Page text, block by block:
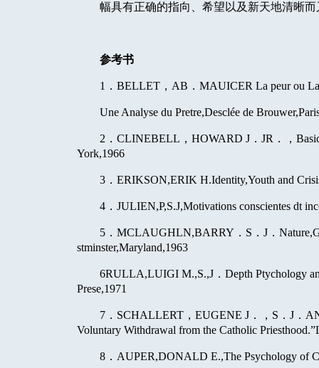
幅具有正确的指向、希望以及新天地清晰
参考书
1 ． BELLET ， AB ． MAUICER La peur ou
Une Analyse du Pretre,Desclée de
2 ． CLINEBELL ， HOWARD J ． JR ．，
York,1966
3 ． ERIKSON,ERIK H.Identity,Youth and
4 ． JULIEN,P,S.J,Motivations conscientes dt
5 ． MCLAUGHLN,BARRY ． S ． J ．
stminster,Maryland,1963
6RULLA,LUIGI M.,S.,J ． Depth Ptychology
Prese,1971
7 ． SCHALLERT ， EUGENE J ．， S ． J ．
Voluntary Withdrawal from the Catholic
8 ． AUPER,DONALD E.,The Psychology of